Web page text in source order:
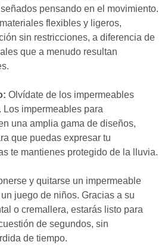
pensando en el movimiento.
flexibles y ligeros,
sin restricciones, a diferencia de
que a menudo resultan
Olvídate de los impermeables
impermeables para
una amplia gama de diseños,
que puedas expresar tu
te mantienes protegido de la lluvia.
y quitarse un impermeable
juego de niños. Gracias a su
o cremallera, estarás listo para
de segundos, sin
de tiempo.